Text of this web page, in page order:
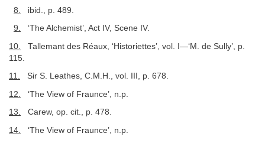
8. ibid., p. 489.
9. ‘The Alchemist’, Act IV, Scene IV.
10.
Tallemant des Réaux, ‘Historiettes’, vol. I—‘M. de Sully’, p.
115.
11. Sir S. Leathes, C.M.H., vol. III, p. 678.
12. ‘The View of Fraunce’, n.p.
13. Carew, op. cit., p. 478.
14. ‘The View of Fraunce’, n.p.